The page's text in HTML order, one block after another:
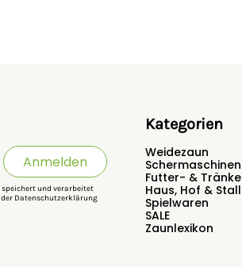
Anmelden
speichert und verarbeitet
Datenschutzerklärung
Kategorien
Weidezaun
Schermaschinen
Futter- &
Haus, Hof & Stall
Spielwaren
SALE
Zaunlexikon